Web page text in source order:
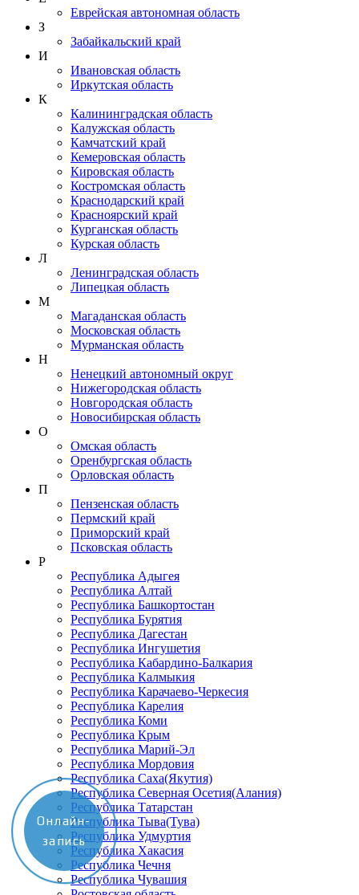
Еврейская автономная область
З
Забайкальский край
И
Ивановская область
Иркутская область
К
Калининградская область
Калужская область
Камчатский край
Кемеровская область
Кировская область
Костромская область
Краснодарский край
Красноярский край
Курганская область
Курская область
Л
Ленинградская область
Липецкая область
М
Магаданская область
Московская область
Мурманская область
Н
Ненецкий автономный округ
Нижегородская область
Новгородская область
Новосибирская область
О
Омская область
Оренбургская область
Орловская область
П
Пензенская область
Пермский край
Приморский край
Псковская область
Р
Республика Адыгея
Республика Алтай
Республика Башкортостан
Республика Бурятия
Республика Дагестан
Республика Ингушетия
Республика Кабардино-Балкария
Республика Калмыкия
Республика Карачаево-Черкеcия
Республика Карелия
Республика Коми
Республика Крым
Республика Марий-Эл
Республика Мордовия
Республика Саха(Якутия)
Республика Северная Осетия(Алания)
Республика Татарстан
Республика Тыва(Тува)
Республика Удмуртия
Республика Хакасия
Республика Чечня
Республика Чувашия
Онлайн-
запись